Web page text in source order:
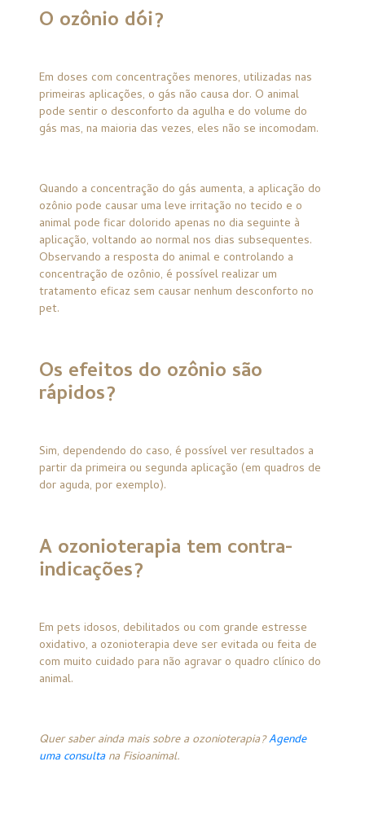
O ozônio dói?
Em doses com concentrações menores, utilizadas nas
primeiras aplicações, o gás não causa dor. O animal
pode sentir o desconforto da agulha e do volume do
gás mas, na maioria das vezes, eles não se incomodam.
Quando a concentração do gás aumenta, a aplicação do
ozônio pode causar uma leve irritação no tecido e o
animal pode ficar dolorido apenas no dia seguinte à
aplicação, voltando ao normal nos dias subsequentes.
Observando a resposta do animal e controlando a
concentração de ozônio, é possível realizar um
tratamento eficaz sem causar nenhum desconforto no
pet.
Os efeitos do ozônio são
rápidos?
Sim, dependendo do caso, é possível ver resultados a
partir da primeira ou segunda aplicação (em quadros de
dor aguda, por exemplo).
A ozonioterapia tem contra-
indicações?
Em pets idosos, debilitados ou com grande estresse
oxidativo, a ozonioterapia deve ser evitada ou feita de
com muito cuidado para não agravar o quadro clínico do
animal.
Quer saber ainda mais sobre a ozonioterapia?Agende
uma consultana Fisioanimal.